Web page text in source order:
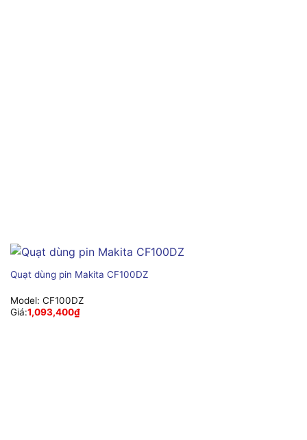
Quạt dùng pin Makita CF100DZ
Model: CF100DZ
Giá:1,093,400₫